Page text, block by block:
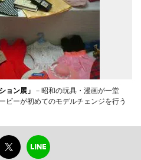
ョン展」
－昭和の玩具・漫画が一堂
ビーが初めてのモデルチェンジを行う